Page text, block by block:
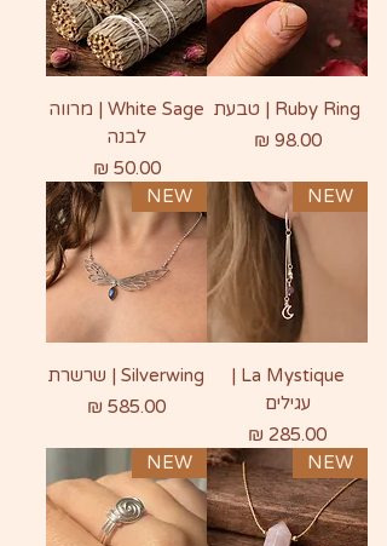
Ruby Ring | טבעת
מחיר‏98.00 ‏₪
White Sage | מרווה
לבנה
מחיר‏50.00 ‏₪
NEW
La Mystique |
עגילים
מחיר
NEW
Silverwing | שרשרת
מחיר
NEW
NEW